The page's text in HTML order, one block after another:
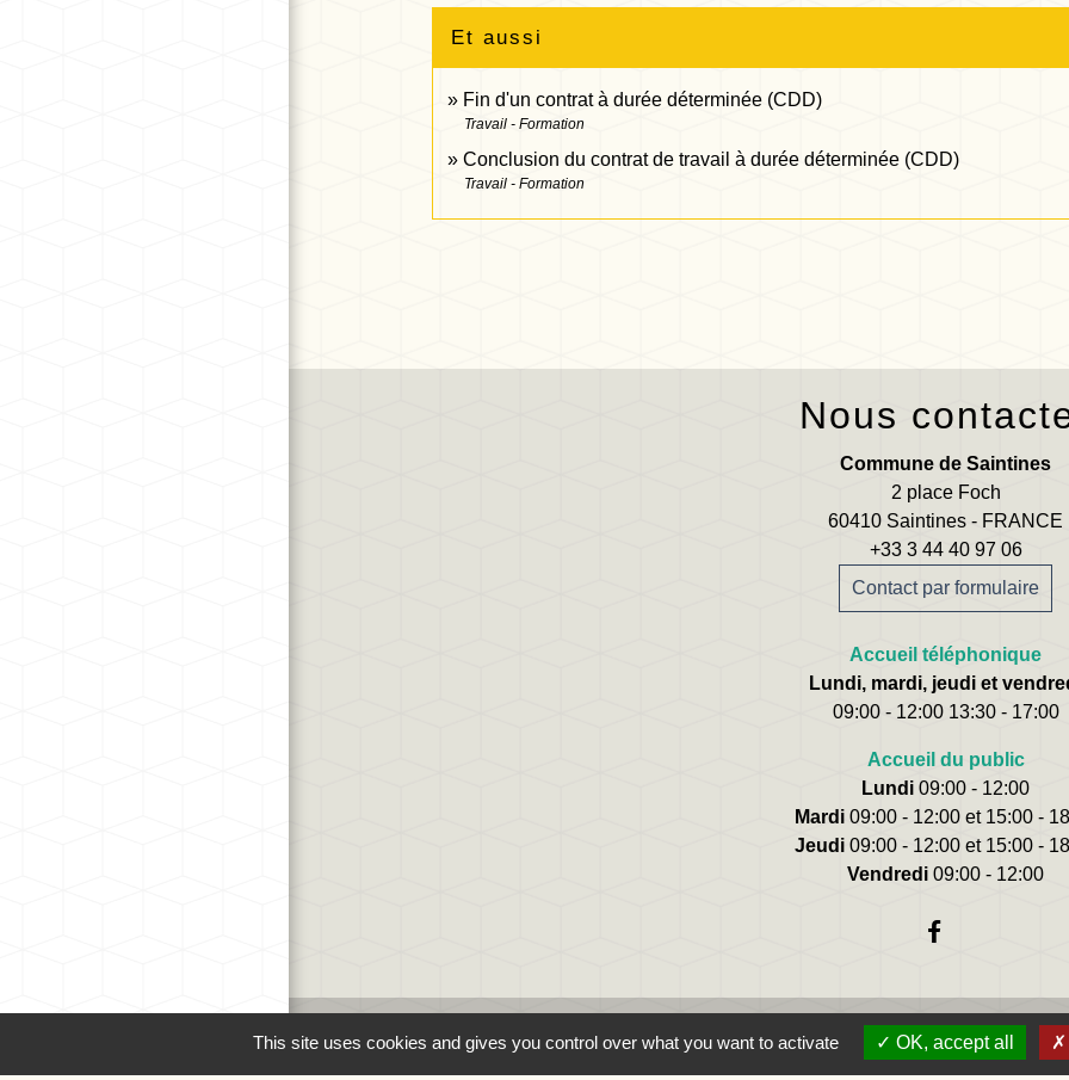
Et aussi
Fin d'un contrat à durée déterminée (CDD)
Travail - Formation
Conclusion du contrat de travail à durée déterminée (CDD)
Travail - Formation
Nous
Commune de Saintines
2 place Foch
60410 Saintines - FRANCE
+33 3 44 40 97 06
Contact par formulaire
Accueil téléphonique
Lundi, mardi, jeudi et
09:00 - 12:00 13:30 - 17:00
Accueil du public
Lundi09:00 - 12:00
Mardi09:00 - 12:00 et 15:00 -
Jeudi09:00 - 12:00 et 15:00 -
Vendredi09:00 - 12:00
This site uses cookies and gives you control over what you want to activate OK, accept all